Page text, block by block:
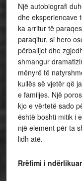
Një autobiografi
dhe eksperiencave
ka arritur të
paraqitur, si hero
përballjet dhe
shmangur
mënyrë të
kullës së vjetër që
e familjes. Një
kjo e vërtetë sado
është boshti mitik i
një element për ta
lidh atë.
Rrëfimi i